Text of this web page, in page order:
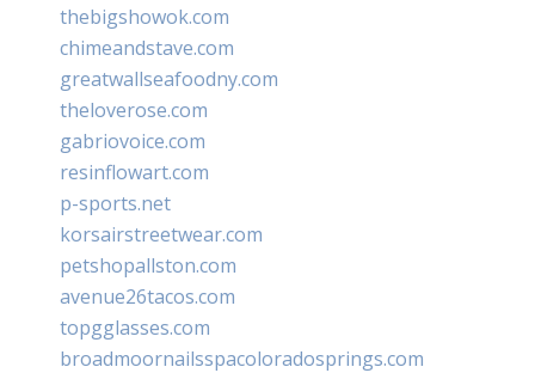
thebigshowok.com
chimeandstave.com
greatwallseafoodny.com
theloverose.com
gabriovoice.com
resinflowart.com
p-sports.net
korsairstreetwear.com
petshopallston.com
avenue26tacos.com
topgglasses.com
broadmoornailsspacoloradosprings.com